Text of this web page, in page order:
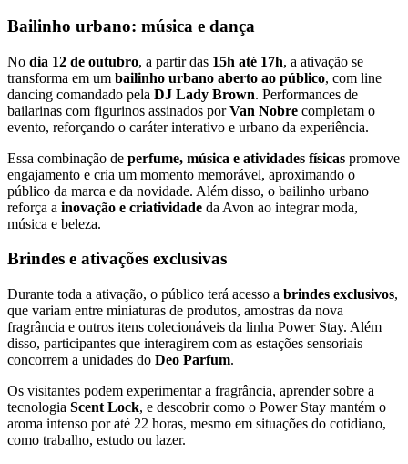
Bailinho urbano: música e dança
No dia 12 de outubro, a partir das 15h até 17h, a ativação se
transforma em um bailinho urbano aberto ao público, com line
dancing comandado pela DJ Lady Brown. Performances de
bailarinas com figurinos assinados porVan Nobre completam o
evento, reforçando o caráter interativo e urbano da experiência.
Essa combinação de perfume, música e atividades físicas promove
engajamento e cria um momento memorável, aproximando o
público da marca e da novidade. Além disso, o bailinho urbano
reforça a inovação e criatividade da Avon ao integrar moda,
música e beleza.
Brindes e ativações exclusivas
Durante toda a ativação, o público terá acesso a brindes exclusivos,
que variam entre miniaturas de produtos, amostras da nova
fragrância e outros itens colecionáveis da linha Power Stay. Além
disso, participantes que interagirem com as estações sensoriais
concorrem a unidades do Deo Parfum.
Os visitantes podem experimentar a fragrância, aprender sobre a
tecnologia Scent Lock, e descobrir como o Power Stay mantém o
aroma intenso por até 22 horas, mesmo em situações do cotidiano,
como trabalho, estudo ou lazer.